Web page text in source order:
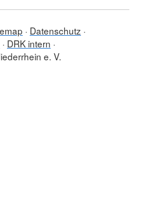
Datenschutz
DRK intern
e. V.